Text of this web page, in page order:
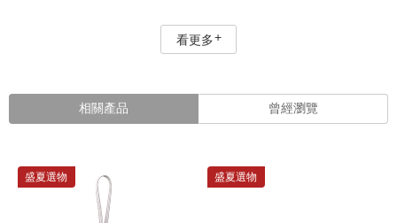
看更多
相關產品 曾經瀏覽
盛夏選物 盛夏選物